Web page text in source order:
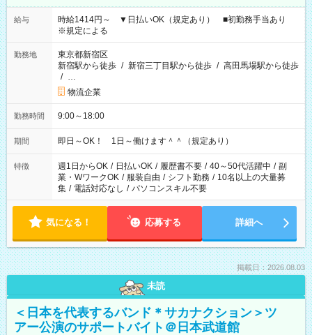
給与
時給1414円～ ▼日払いOK（規定あり） ■初勤務手当あり
※規定による
勤務地
東京都新宿区
新宿駅から徒歩 / 新宿三丁目駅から徒歩 / 高田馬場駅から徒歩
/ …
物流企業
勤務時間 9:00～18:00
期間 即日～OK！ 1日～働けます＾＾（規定あり）
特徴 週1日からOK / 日払いOK / 履歴書不要 / 40～50代活躍中 / 副
業・WワークOK / 服装自由 / シフト勤務 / 10名以上の大量募
集 / 電話対応なし / パソコンスキル不要
気になる！ 応募する 詳細へ
掲載日：2026.08.03
未読
＜日本を代表するバンド＊サカナクション＞ツ
アー公演のサポートバイト＠日本武道館